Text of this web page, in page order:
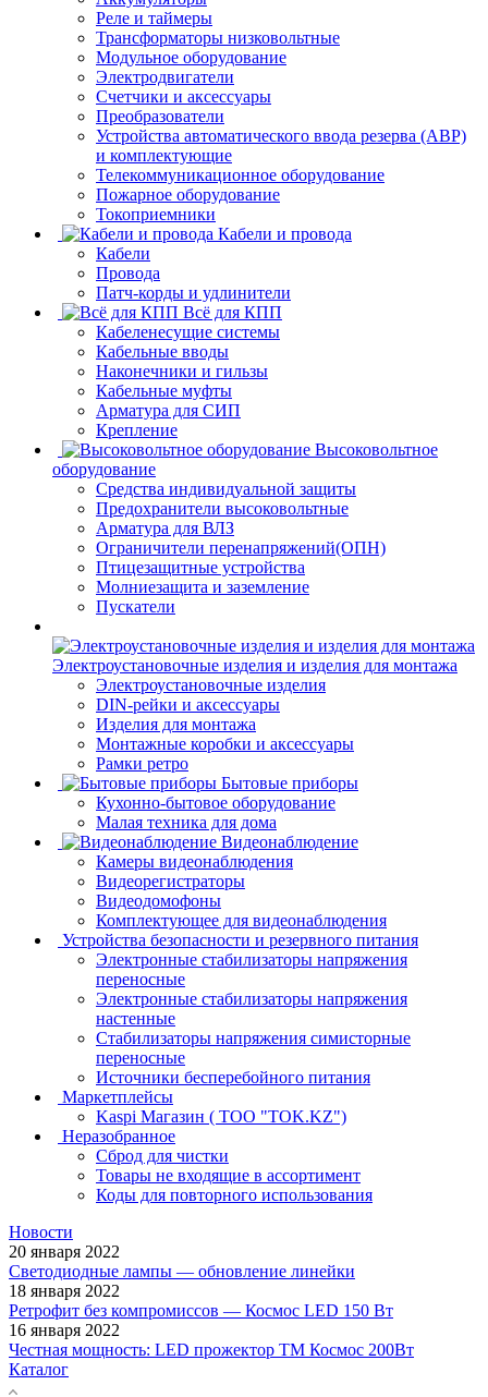
Реле и таймеры
Трансформаторы низковольтные
Модульное оборудование
Электродвигатели
Счетчики и аксессуары
Преобразователи
Устройства автоматического ввода резерва (АВР)
и комплектующие
Телекоммуникационное оборудование
Пожарное оборудование
Токоприемники
Кабели и провода
Кабели
Провода
Патч-корды и удлинители
Всё для КПП
Кабеленесущие системы
Кабельные вводы
Наконечники и гильзы
Кабельные муфты
Арматура для СИП
Крепление
Высоковольтное
оборудование
Средства индивидуальной защиты
Предохранители высоковольтные
Арматура для ВЛЗ
Ограничители перенапряжений(ОПН)
Птицезащитные устройства
Молниезащита и заземление
Пускатели
Электроустановочные изделия и изделия для монтажа
Электроустановочные изделия
DIN-рейки и аксессуары
Изделия для монтажа
Монтажные коробки и аксессуары
Рамки ретро
Бытовые приборы
Кухонно-бытовое оборудование
Малая техника для дома
Видеонаблюдение
Камеры видеонаблюдения
Видеорегистраторы
Видеодомофоны
Комплектующее для видеонаблюдения
Устройства безопасности и резервного питания
Электронные стабилизаторы напряжения
переносные
Электронные стабилизаторы напряжения
настенные
Стабилизаторы напряжения симисторные
переносные
Источники бесперебойного питания
Маркетплейсы
Kaspi Магазин ( ТОО "TOK.KZ")
Неразобранное
Сброд для чистки
Товары не входящие в ассортимент
Коды для повторного использования
Новости
20 января 2022
Светодиодные лампы — обновление линейки
18 января 2022
Ретрофит без компромиссов — Космос LED 150 Вт
16 января 2022
Честная мощность: LED прожектор ТМ Космос 200Вт
Каталог